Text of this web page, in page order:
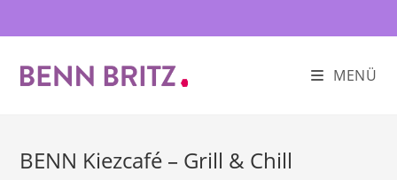
Inhalt
MENÜ
BENN Kiezcafé – Grill & Chill